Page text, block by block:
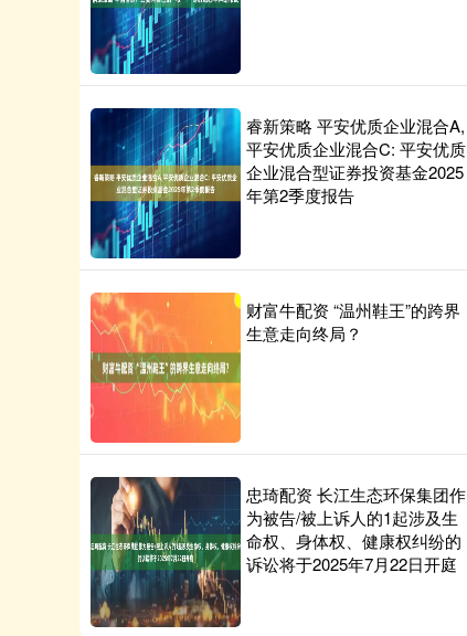
睿新策略 平安优质企业混合A,
平安优质企业混合C: 平安优质
企业混合型证券投资基金2025
年第2季度报告
财富牛配资 “温州鞋王”的跨界
生意走向终局？
忠琦配资 长江生态环保集团作
为被告/被上诉人的1起涉及生
命权、身体权、健康权纠纷的
诉讼将于2025年7月22日开庭